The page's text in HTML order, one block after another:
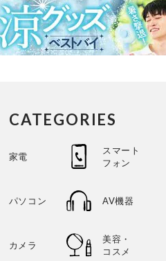
CATEGORIES
家電
スマート
フォン
パソコン AV機器
カメラ
美容・
コスメ